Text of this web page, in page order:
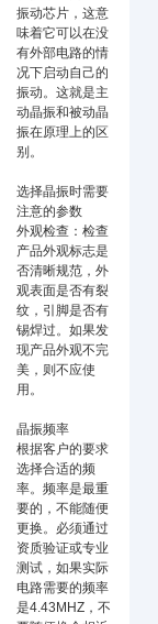
振动芯片，这意
味着它可以在没
有外部电路的情
况下启动自己的
振动。这就是主
动晶振和被动晶
振在原理上的区
别。
选择晶振时需要
注意的参数
外观检查：检查
产品外观标志是
否清晰规范，外
观表面是否有裂
纹，引脚是否有
锡焊过。如果发
现产品外观不完
美，则不应使
用。
晶振频率
根据客户的要求
选择合适的频
率。频率是最重
要的，不能随便
更换。必须通过
资质验证或专业
测试，如果实际
电路需要的频率
是4.43MHZ，不